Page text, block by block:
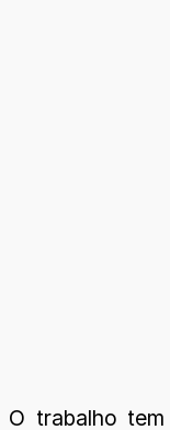
O trabalho